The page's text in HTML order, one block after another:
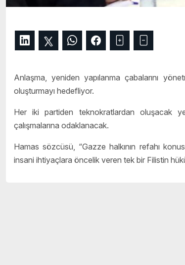
Anlaşma, yeniden yapılanma çabalarını
oluşturmayı hedefliyor.
Her iki partiden teknokratlardan oluşacak
çalışmalarına odaklanacak.
Hamas sözcüsü, “Gazze halkının refahı
insani ihtiyaçlara öncelik veren tek bir Filistin